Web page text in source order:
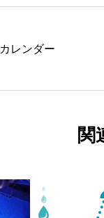
レンダー
関